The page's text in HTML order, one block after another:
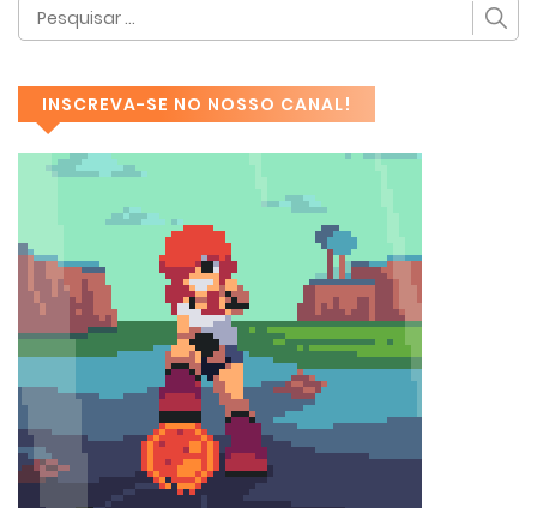
INSCREVA-SE NO NOSSO CANAL!